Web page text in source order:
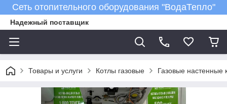
Сеть отопительного оборудования "ВодаТепло"
Надежный поставщик
Товары и услуги Котлы газовые Газовые настенные